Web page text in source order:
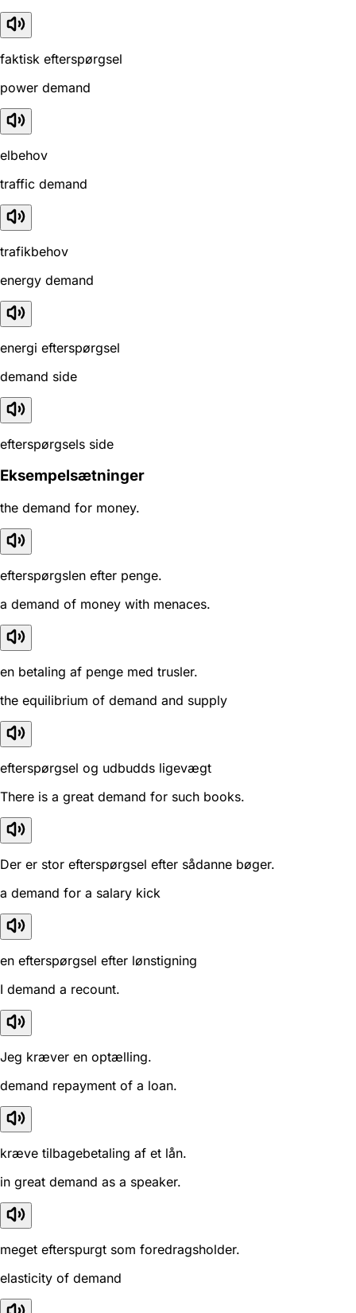
faktisk efterspørgsel
power demand
elbehov
traffic demand
trafikbehov
energy demand
energi efterspørgsel
demand side
efterspørgsels side
Eksempelsætninger
the demand for money.
efterspørgslen efter penge.
a demand of money with menaces.
en betaling af penge med trusler.
the equilibrium of demand and supply
efterspørgsel og udbudds ligevægt
There is a great demand for such books.
Der er stor efterspørgsel efter sådanne bøger.
a demand for a salary kick
en efterspørgsel efter lønstigning
I demand a recount.
Jeg kræver en optælling.
demand repayment of a loan.
kræve tilbagebetaling af et lån.
in great demand as a speaker.
meget efterspurgt som foredragsholder.
elasticity of demand